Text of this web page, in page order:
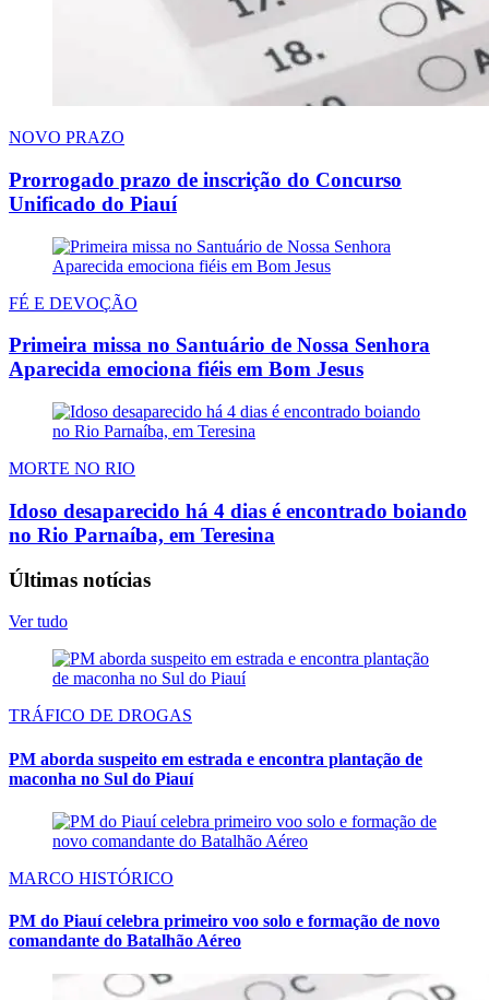
NOVO PRAZO
Prorrogado prazo de inscrição do Concurso
Unificado do Piauí
FÉ E DEVOÇÃO
Primeira missa no Santuário de Nossa Senhora
Aparecida emociona fiéis em Bom Jesus
MORTE NO RIO
Idoso desaparecido há 4 dias é encontrado boiando
no Rio Parnaíba, em Teresina
Últimas notícias
Ver tudo
TRÁFICO DE DROGAS
PM aborda suspeito em estrada e encontra plantação de
maconha no Sul do Piauí
MARCO HISTÓRICO
PM do Piauí celebra primeiro voo solo e formação de novo
comandante do Batalhão Aéreo